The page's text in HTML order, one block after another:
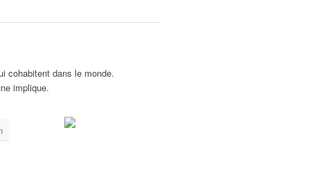
cohabitent dans le monde.
implique.